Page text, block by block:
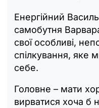
Енергійний
самобутня
свої особливі,
спілкування, яке
себе.
Головне – мати
вирватися хоча б